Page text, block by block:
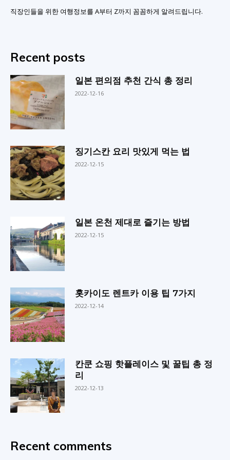
직장인들을 위한 여행정보를 A부터 Z까지 꼼꼼하게 알려드립니다.
Recent posts
일본 편의점 추천 간식 총 정리
2022-12-16
징기스칸 요리 맛있게 먹는 법
2022-12-15
일본 온천 제대로 즐기는 방법
2022-12-15
홋카이도 렌트카 이용 팁 7가지
2022-12-14
칸쿤 쇼핑 핫플레이스 및 꿀팁 총 정
리
2022-12-13
Recent comments